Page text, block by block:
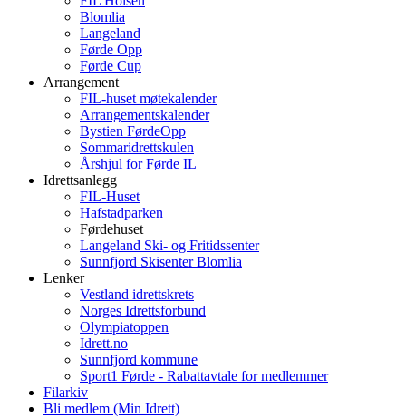
Blomlia
Langeland
Førde Opp
Førde Cup
Arrangement
FIL-huset møtekalender
Arrangementskalender
Bystien FørdeOpp
Sommaridrettskulen
Årshjul for Førde IL
Idrettsanlegg
FIL-Huset
Hafstadparken
Førdehuset
Langeland Ski- og Fritidssenter
Sunnfjord Skisenter Blomlia
Lenker
Vestland idrettskrets
Norges Idrettsforbund
Olympiatoppen
Idrett.no
Sunnfjord kommune
Sport1 Førde - Rabattavtale for medlemmer
Filarkiv
Bli medlem (Min Idrett)